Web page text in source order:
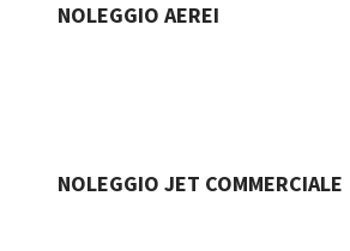
NOLEGGIO AEREI
NOLEGGIO JET COMMERCIALE